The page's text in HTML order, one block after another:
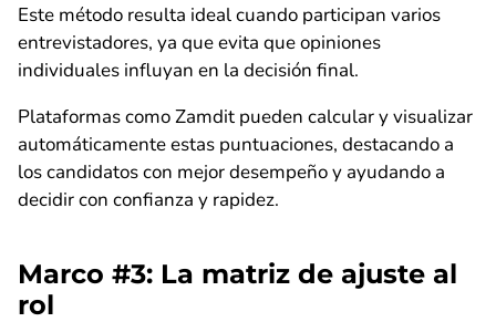
Este método resulta ideal cuando participan varios
entrevistadores, ya que evita que opiniones
individuales influyan en la decisión final.
Plataformas como Zamdit pueden calcular y visualizar
automáticamente estas puntuaciones, destacando a
los candidatos con mejor desempeño y ayudando a
decidir con confianza y rapidez.
Marco #3: La matriz de ajuste al
rol